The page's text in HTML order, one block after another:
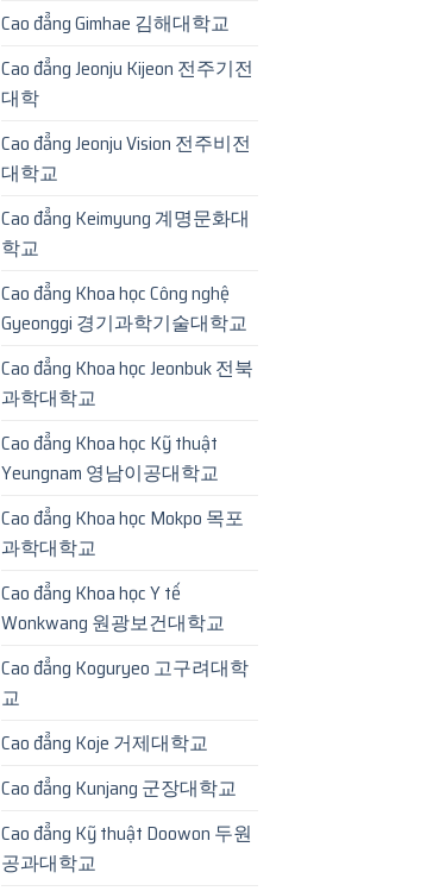
Cao đẳng Gimhae 김해대학교
Cao đẳng Jeonju Kijeon 전주기전
대학
Cao đẳng Jeonju Vision 전주비전
대학교
Cao đẳng Keimyung 계명문화대
학교
Cao đẳng Khoa học Công nghệ
Gyeonggi 경기과학기술대학교
Cao đẳng Khoa học Jeonbuk 전북
과학대학교
Cao đẳng Khoa học Kỹ thuật
Yeungnam 영남이공대학교
Cao đẳng Khoa học Mokpo 목포
과학대학교
Cao đẳng Khoa học Y tế
Wonkwang 원광보건대학교
Cao đẳng Koguryeo 고구려대학
교
Cao đẳng Koje 거제대학교
Cao đẳng Kunjang 군장대학교
Cao đẳng Kỹ thuật Doowon 두원
공과대학교